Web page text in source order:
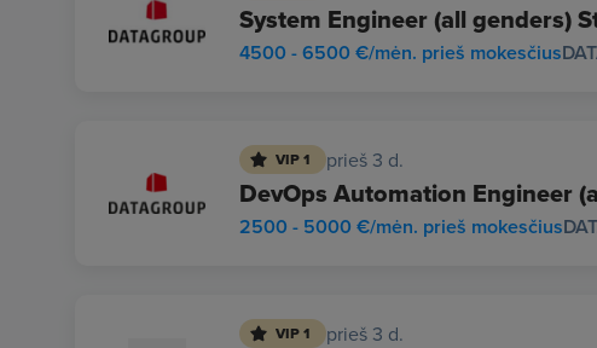
System Engineer (all genders)
4500 - 6500 €/mėn. prieš mokesčius
VIP 1 prieš 3 d.
DevOps Automation Engineer
2500 - 5000 €/mėn. prieš mokesčius
VIP 1 prieš 3 d.